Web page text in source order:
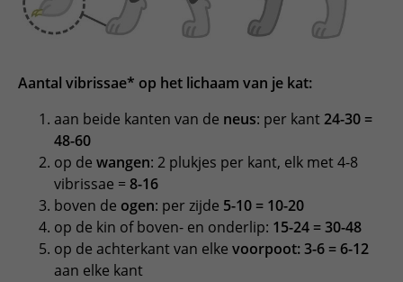
Aantal vibrissae* op het lichaam van je kat:
aan beide kanten van de neus: per kant24-30 =
48-60
op de wangen: 2 plukjes per kant, elk met 4-8
vibrissae = 8-16
boven de ogen: per zijde 5-10 = 10-20
op de kin of boven- en onderlip: 15-24 = 30-48
op de achterkant van elke voorpoot: 3-6 = 6-12
aan elke kant